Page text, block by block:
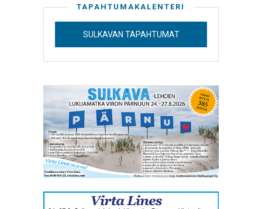
TAPAHTUMAKALENTERI
SULKAVAN TAPAHTUMAT